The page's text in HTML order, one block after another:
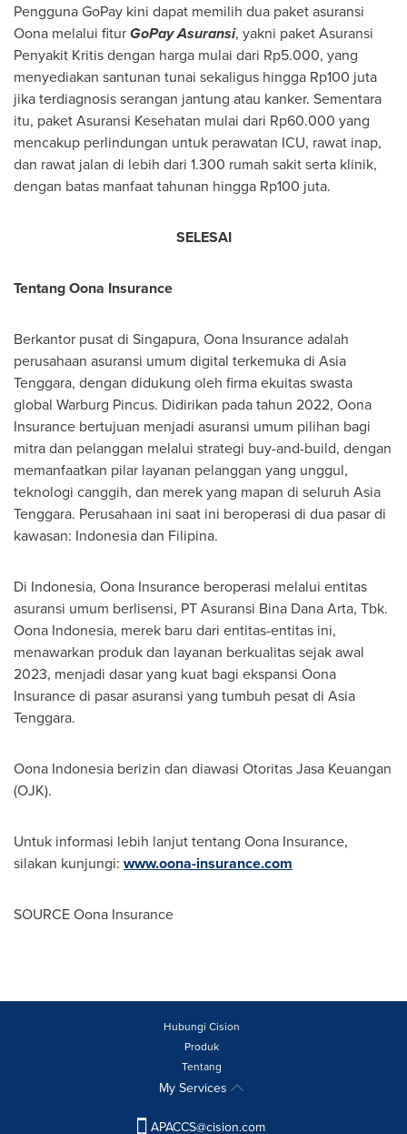
Pengguna GoPay kini dapat memilih dua paket asuransi
Oona melalui fiturGoPay Asuransi, yakni paket Asuransi
Penyakit Kritis dengan harga mulai dari Rp5.000, yang
menyediakan santunan tunai sekaligus hingga Rp100 juta
jika terdiagnosis serangan jantung atau kanker. Sementara
itu, paket Asuransi Kesehatan mulai dari Rp60.000 yang
mencakup perlindungan untuk perawatan ICU, rawat inap,
dan rawat jalan di lebih dari 1.300 rumah sakit serta klinik,
dengan batas manfaat tahunan hingga Rp100 juta.
SELESAI
Tentang Oona Insurance
Berkantor pusat di Singapura, Oona Insurance adalah
perusahaan asuransi umum digital terkemuka di Asia
Tenggara, dengan didukung oleh firma ekuitas swasta
global Warburg Pincus. Didirikan pada tahun 2022, Oona
Insurance bertujuan menjadi asuransi umum pilihan bagi
mitra dan pelanggan melalui strategi buy-and-build, dengan
memanfaatkan pilar layanan pelanggan yang unggul,
teknologi canggih, dan merek yang mapan di seluruh Asia
Tenggara. Perusahaan ini saat ini beroperasi di dua pasar di
kawasan: Indonesiadan Filipina.
Di Indonesia, Oona Insurance beroperasi melalui entitas
asuransi umum berlisensi, PT Asuransi Bina Dana Arta, Tbk.
Oona Indonesia, merek baru dari entitas-entitas ini,
menawarkan produk dan layanan berkualitas sejak awal
2023, menjadi dasar yang kuat bagi ekspansi Oona
Insurance di pasar asuransi yang tumbuh pesat di Asia
Tenggara.
Oona Indonesia berizin dan diawasi Otoritas Jasa Keuangan
(OJK).
Untuk informasi lebih lanjut tentang Oona Insurance,
silakan kunjungi: www.oona-insurance.com
SOURCE Oona Insurance
Hubungi Cision
Produk
Tentang
My Services
APACCS@cision.com